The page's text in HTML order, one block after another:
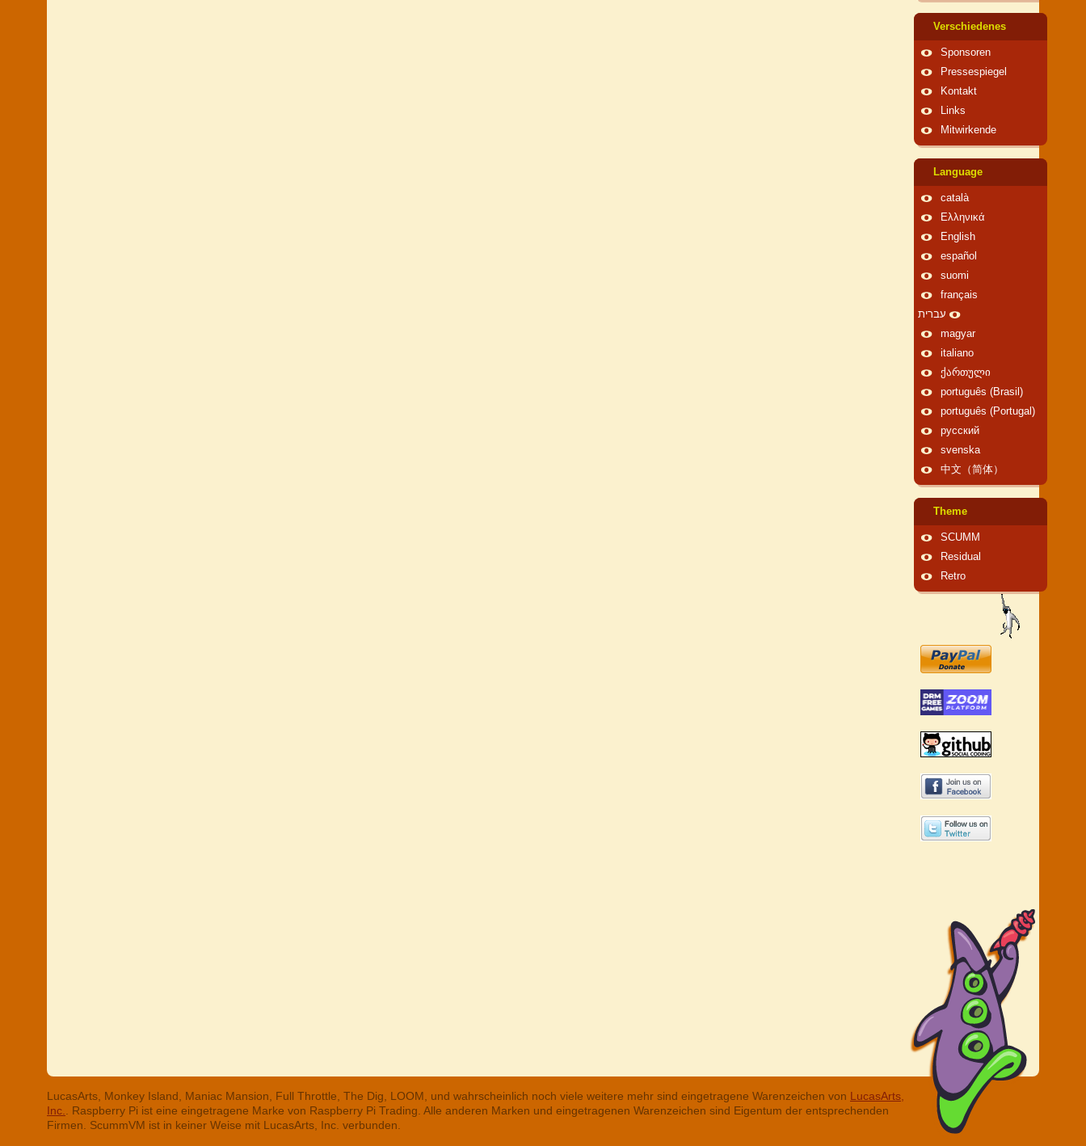
Verschiedenes
Sponsoren
Pressespiegel
Kontakt
Links
Mitwirkende
Language
català
Ελληνικά
English
español
suomi
français
עברית
magyar
italiano
ქართული
português (Brasil)
português (Portugal)
русский
svenska
中文（简体）
Theme
SCUMM
Residual
Retro
LucasArts, Monkey Island, Maniac Mansion, Full Throttle, The Dig, LOOM, und wahrscheinlich noch viele weitere mehr sind eingetragene Warenzeichen von LucasArts,
Inc.
. Raspberry Pi ist eine eingetragene Marke von Raspberry Pi Trading. Alle anderen Marken und eingetragenen Warenzeichen sind Eigentum der entsprechenden
Firmen. ScummVM ist in keiner Weise mit LucasArts, Inc. verbunden.